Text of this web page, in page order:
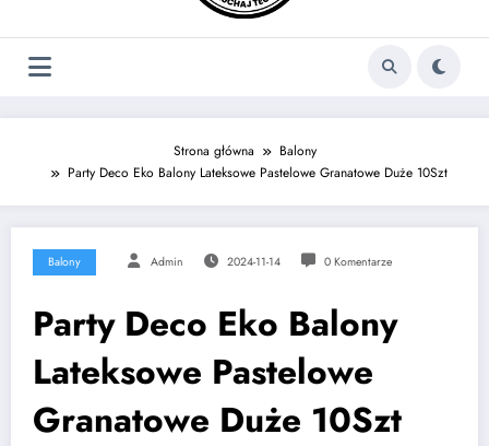
Strona główna
Balony
Party Deco Eko Balony Lateksowe Pastelowe Granatowe Duże 10Szt
Balony Admin 2024-11-14 0 Komentarze
Party Deco Eko Balony
Lateksowe Pastelowe
Granatowe Duże 10Szt